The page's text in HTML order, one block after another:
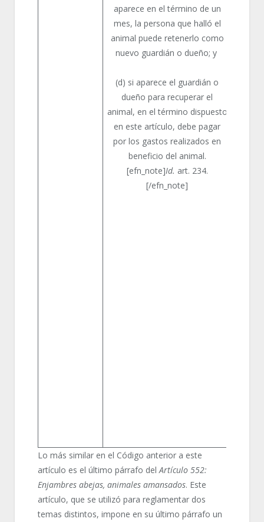
aparece en el término de un
mes, la persona que halló el
animal puede retenerlo como
nuevo guardián o dueño; y
(d) si aparece el guardián o
dueño para recuperar el
animal, en el término dispuesto
en este artículo, debe pagar
por los gastos realizados en
beneficio del animal.
[efn_note]Id. art. 234.
[/efn_note]
Lo más similar en el Código anterior a este
artículo es el último párrafo del Artículo 552:
Enjambres abejas, animales amansados. Este
artículo, que se utilizó para reglamentar dos
temas distintos, impone en su último párrafo un